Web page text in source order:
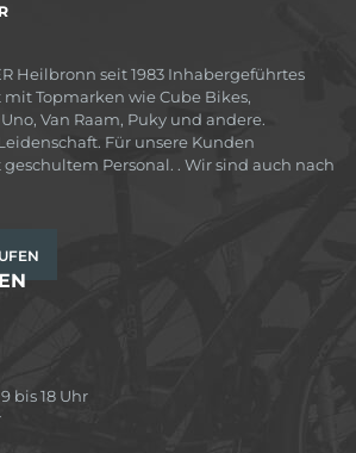
Heilbronn seit 1983 Inhabergeführtes
Topmarken wie Cube Bikes,
Van Raam, Puky und andere.
Für unsere Kunden
Personal. . Wir sind auch nach
bis 18 Uhr